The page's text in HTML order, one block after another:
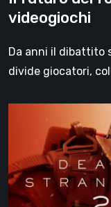
videogiochi
Da anni il dibattito
divide giocatori,
Stranding
On
the